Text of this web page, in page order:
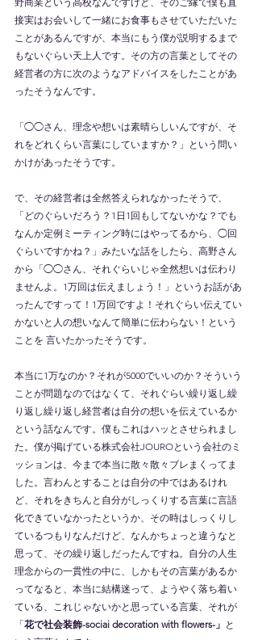
接実はお会いして一緒にお食事もさせていただいた
ことがあるんですが、本当にもう僕が説明するまで
もないぐらい天上人です。その方の言葉としてその
経営者の方に次のようなアドバイスをしたことがあ
ったそうなんです。
「◯◯さん、理念や想いは素晴らしいんですが、そ
れをどれくらい言葉にしていますか？」という問い
かけがあったそうです。
で、その経営者は全然答えられなかったそうで、
「どのぐらいだろう？1日1回もしてないかな？でも
なんか定例ミーティング時にはやってるから、◯回
ぐらいですかね？」みたいな話をしたら、高野さん
から「◯◯さん、それぐらいじゃ全然想いは伝わり
ませんよ。1万回は伝えましょう！」というお話があ
ったんですって！1万回ですよ！それぐらい伝えてい
かないと人の想いなんて簡単に伝わらない！という
ことを 言いたかったそうです。
本当に1万なのか？それが5000でいいのか？そういう
ことが問題なのではなくて、それぐらい繰り返し繰
り返し繰り返し経営者は自分の想いを伝えているか
という話なんです。僕もこれはハッとさせられまし
た。僕が掲げている株式会社JOUROという会社のミ
ッションは、今まで本当に散々散々ブレまくってま
した。言わんとすることは自分の中ではあるけれ
ど、それをきちんと自分がしっくりする言葉に言語
化できていなかったというか、その時はしっくりし
ているつもりなんだけど、なんかちょっと違うなと
思って、その繰り返しだったんですね。自分の人生
理念からの一貫性の中に、しかもその言葉があるか
ってなると、本当に結構迷って、ようやく落ち着い
ている、これじゃないかと思っている言葉、それが
「花で社会装飾-sociai decoration with flowers-」 と